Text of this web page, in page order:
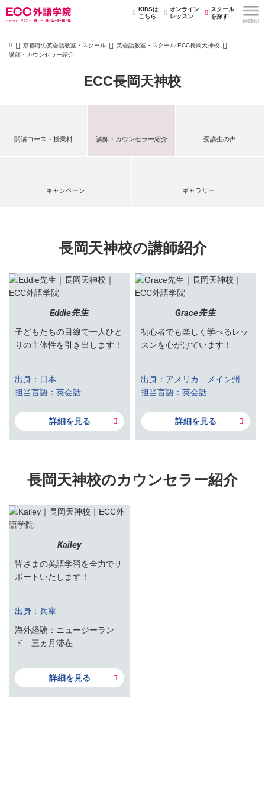
KIDSは
こちら
オンライン
レッスン
スクール
を探す
京都府の英会話教室・スクール
英会話教室・スクール ECC長岡天神校
講師・カウンセラー紹介
ECC長岡天神校
開講コース・授業料 講師・カウンセラー紹介 受講生の声
キャンペーン ギャラリー
長岡天神校の講師紹介
Eddie先生
子どもたちの目線で一人ひと
りの主体性を引き出します！
出身：日本
担当言語：英会話
詳細を見る
Grace先生
初心者でも楽しく学べるレッ
スンを心がけています！
出身：アメリカ メイン州
担当言語：英会話
詳細を見る
長岡天神校のカウンセラー紹介
Kailey
皆さまの英語学習を全力でサ
ポートいたします！
出身：兵庫
海外経験：ニュージーラン
ド 三ヵ月滞在
詳細を見る